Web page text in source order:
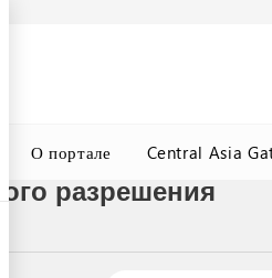
О портале Central Asia
разрешения